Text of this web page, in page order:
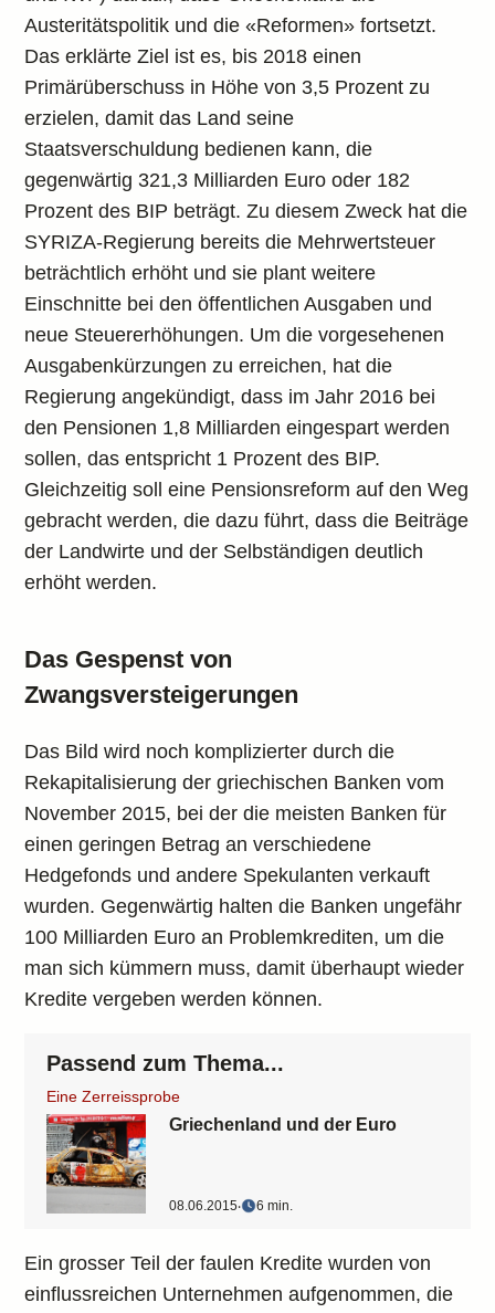
Austeritätspolitik und die «Reformen» fortsetzt.
Das erklärte Ziel ist es, bis 2018 einen
Primärüberschuss in Höhe von 3,5 Prozent zu
erzielen, damit das Land seine
Staatsverschuldung bedienen kann, die
gegenwärtig 321,3 Milliarden Euro oder 182
Prozent des BIP beträgt. Zu diesem Zweck hat die
SYRIZA-Regierung bereits die Mehrwertsteuer
beträchtlich erhöht und sie plant weitere
Einschnitte bei den öffentlichen Ausgaben und
neue Steuererhöhungen. Um die vorgesehenen
Ausgabenkürzungen zu erreichen, hat die
Regierung angekündigt, dass im Jahr 2016 bei
den Pensionen 1,8 Milliarden eingespart werden
sollen, das entspricht 1 Prozent des BIP.
Gleichzeitig soll eine Pensionsreform auf den Weg
gebracht werden, die dazu führt, dass die Beiträge
der Landwirte und der Selbständigen deutlich
erhöht werden.
Das Gespenst von
Zwangsversteigerungen
Das Bild wird noch komplizierter durch die
Rekapitalisierung der griechischen Banken vom
November 2015, bei der die meisten Banken für
einen geringen Betrag an verschiedene
Hedgefonds und andere Spekulanten verkauft
wurden. Gegenwärtig halten die Banken ungefähr
100 Milliarden Euro an Problemkrediten, um die
man sich kümmern muss, damit überhaupt wieder
Kredite vergeben werden können.
Passend zum Thema...
Eine Zerreissprobe
Griechenland und der Euro
08.06.2015‧ 6 min.
Ein grosser Teil der faulen Kredite wurden von
einflussreichen Unternehmen aufgenommen, die